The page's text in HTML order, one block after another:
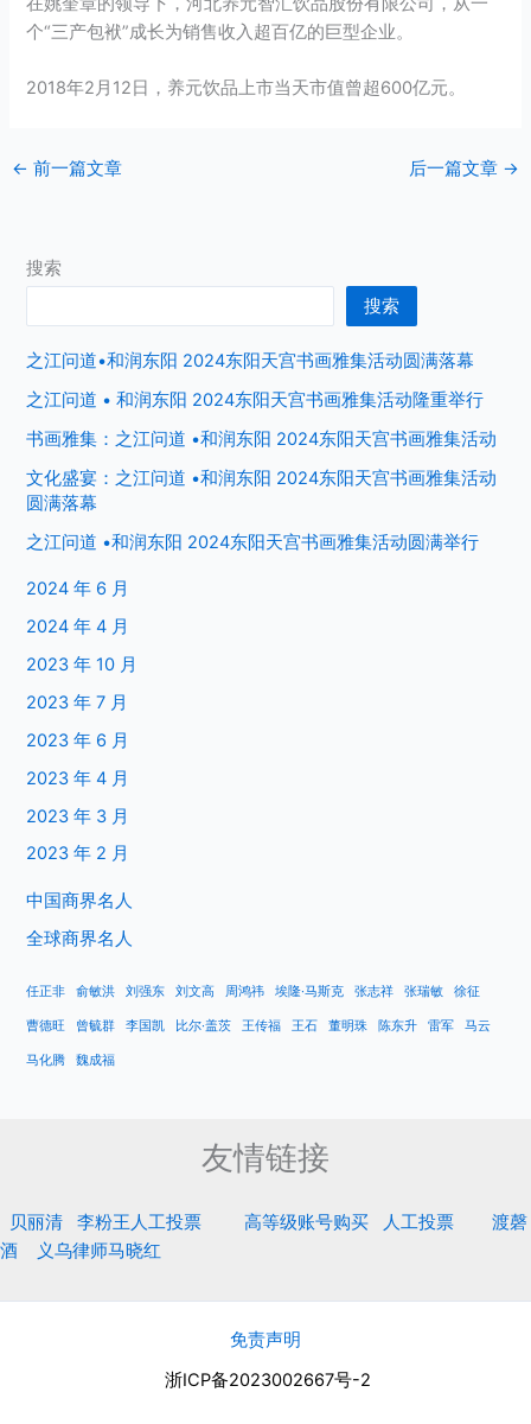
个“三产包袱”成长为销售收入超百亿的巨型企业。
2018年2月12日，养元饮品上市当天市值曾超600亿元。
← 前一篇文章 后一篇文章 →
搜索
搜索
之江问道•和润东阳 2024东阳天宫书画雅集活动圆满落幕
之江问道 • 和润东阳 2024东阳天宫书画雅集活动隆重举行
书画雅集：之江问道 •和润东阳 2024东阳天宫书画雅集活动
文化盛宴：之江问道 •和润东阳 2024东阳天宫书画雅集活动
圆满落幕
之江问道 •和润东阳 2024东阳天宫书画雅集活动圆满举行
2024 年 6 月
2024 年 4 月
2023 年 10 月
2023 年 7 月
2023 年 6 月
2023 年 4 月
2023 年 3 月
2023 年 2 月
中国商界名人
全球商界名人
任正非 俞敏洪 刘强东 刘文高 周鸿祎 埃隆·马斯克 张志祥 张瑞敏 徐征
曹德旺 曾毓群 李国凯 比尔·盖茨 王传福 王石 董明珠 陈东升 雷军 马云
马化腾 魏成福
友情链接
贝丽清 李粉王人工投票 高等级账号购买 人工投票
渡磬
酒
义乌律师马晓红
免责声明
浙ICP备2023002667号-2